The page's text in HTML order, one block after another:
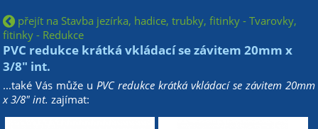
přejít na Stavba jezírka, hadice, trubky, fitinky - Tvarovky,
fitinky - Redukce
PVC redukce krátká vkládací se závitem 20mm x
3/8" int.
...také Vás může uPVC redukce krátká vkládací se závitem 20mm
x 3/8" int. zajímat: